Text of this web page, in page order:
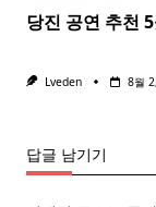
당진 공연 추천
Lveden 8월
답글 남기기